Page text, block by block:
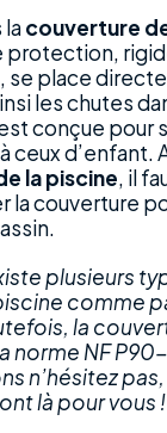
lacouverture
se place
les chutes
conçue pour
ceux d’enfant.
la piscine, il
la couverture
plusieurs
comme
la
norme NF
n’hésitez
là pour vous !